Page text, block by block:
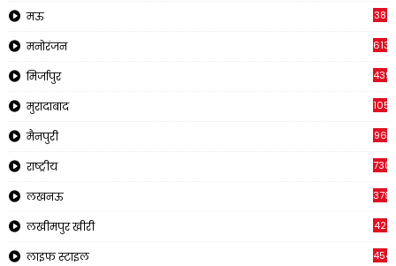
मऊ 38
मनोरंजन 613
मिर्जापुर 439
मुरादाबाद 1054
मैनपुरी 96
राष्ट्रीय
लखनऊ 3793
लखीमपुर खीरी 42
लाइफ स्टाइल 454